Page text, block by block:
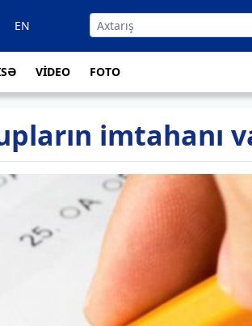
EN
VİDEO FOTO
imtahanı